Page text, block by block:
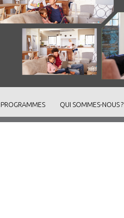
QUI SOMMES-NOUS ?